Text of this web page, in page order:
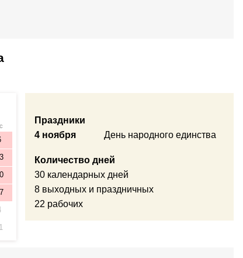
Праздники
4 ноября
День народного единства
Количество дней
30 календарных дней
8 выходных и праздничных
22 рабочих